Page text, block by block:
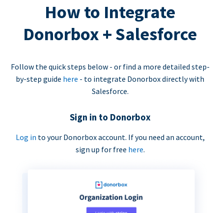
How to Integrate
Donorbox + Salesforce
Follow the quick steps below - or find a more detailed step-
by-step guide here - to integrate Donorbox directly with
Salesforce.
Sign in to Donorbox
Log in to your Donorbox account. If you need an account,
sign up for free here.